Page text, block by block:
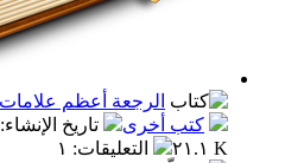
الرجعة أعظم علامات الظهور
أخرى
تاريخ الإنشاء :٢٠١٣/٠٥/١٨
التعليقات:١